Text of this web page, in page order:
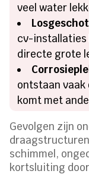
veel water
cv-installaties
directe grote
ontstaan
komt met
Gevolgen zijn
schimmel,
kortsluiting